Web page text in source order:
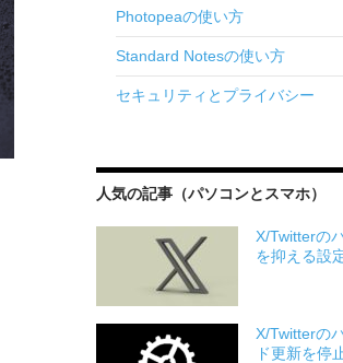
Photopeaの使い方
Standard Notesの使い方
セキュリティとプライバシー
人気の記事（パソコンとスマホ）
X/Twitterの
を抑える設
X/Twitterの
ド更新を停